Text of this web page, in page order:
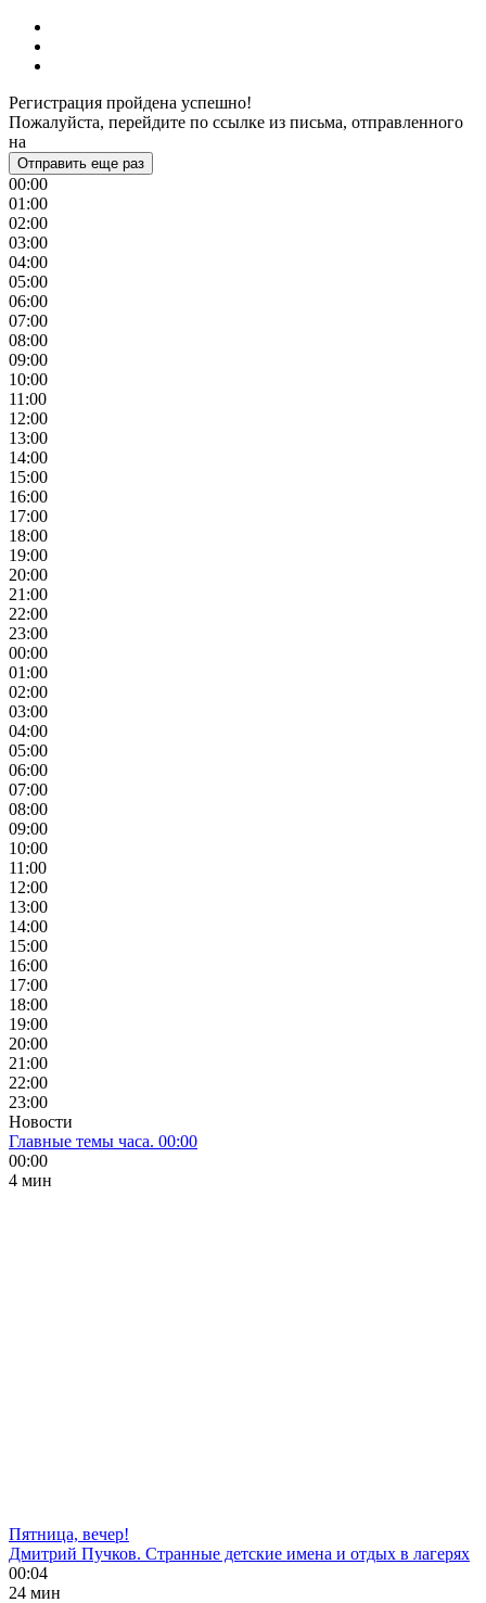
Регистрация пройдена успешно!
Пожалуйста, перейдите по ссылке из письма, отправленного
на
Отправить еще раз
00:00
01:00
02:00
03:00
04:00
05:00
06:00
07:00
08:00
09:00
10:00
11:00
12:00
13:00
14:00
15:00
16:00
17:00
18:00
19:00
20:00
21:00
22:00
23:00
00:00
01:00
02:00
03:00
04:00
05:00
06:00
07:00
08:00
09:00
10:00
11:00
12:00
13:00
14:00
15:00
16:00
17:00
18:00
19:00
20:00
21:00
22:00
23:00
Новости
Главные темы часа. 00:00
00:00
4 мин
Пятница, вечер!
Дмитрий Пучков. Странные детские имена и отдых в лагерях
00:04
24 мин